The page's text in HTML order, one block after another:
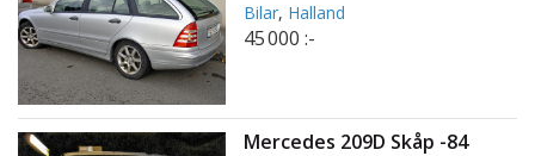
Bilar, Halland
45 000 :-
Mercedes 209D Skåp -84